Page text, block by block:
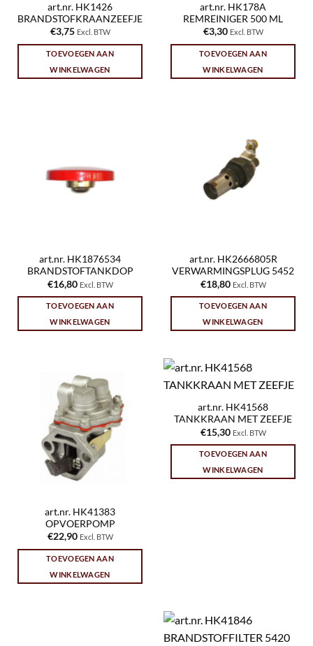
art.nr. HK1426
BRANDSTOFKRAANZEEFJE
€3,75 Excl. BTW
TOEVOEGEN AAN
WINKELWAGEN
art.nr. HK178A
REMREINIGER 500 ML
€3,30 Excl. BTW
TOEVOEGEN AAN
WINKELWAGEN
art.nr. HK1876534
BRANDSTOFTANKDOP
€16,80 Excl. BTW
TOEVOEGEN AAN
WINKELWAGEN
art.nr. HK2666805R
VERWARMINGSPLUG 5452
€18,80 Excl. BTW
TOEVOEGEN AAN
WINKELWAGEN
art.nr. HK41383
OPVOERPOMP
€22,90 Excl. BTW
TOEVOEGEN AAN
WINKELWAGEN
art.nr. HK41568
TANKKRAAN MET ZEEFJE
€15,30 Excl. BTW
TOEVOEGEN AAN
WINKELWAGEN